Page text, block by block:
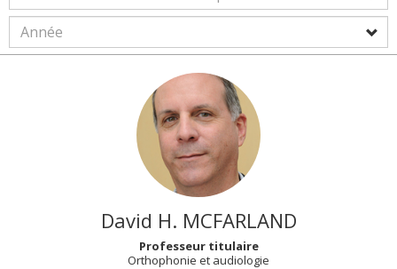
David H. MCFARLAND
Professeur titulaire
Orthophonie et audiologie